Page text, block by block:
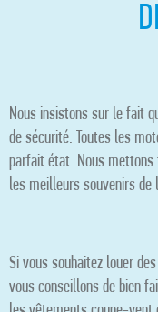
Nous insistons sur le fait
de sécurité. Toutes les
parfait état. Nous
les meilleurs souvenirs
Si vous souhaitez louer
vous conseillons de bien